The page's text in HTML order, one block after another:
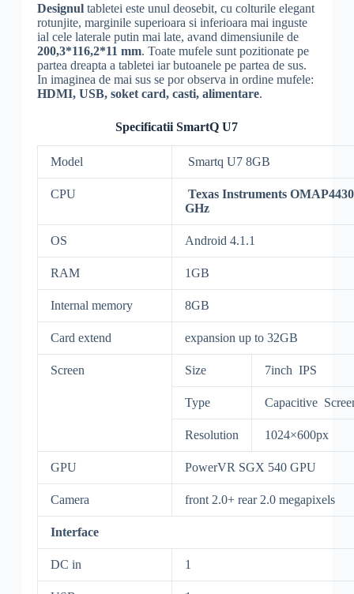
Designultabletei este unul deosebit, cu colturile elegant
rotunjite, marginile superioara si inferioara mai inguste
ial cele laterale putin mai late, avand dimensiunile de
200,3*116,2*11 mm. Toate mufele sunt pozitionate pe
partea dreapta a tabletei iar butoanele pe partea de sus.
In imaginea de mai sus se por observa in ordine mufele:
HDMI, USB, soket card, casti, alimentare.
Specificatii SmartQ U7
Model Smartq U7 8GB
CPU TexasInstruments
GHz
OS Android 4.1.1
RAM 1GB
Internal memory 8GB
Card extend expansion up to 32GB
Screen Size 7inch IPS
Type Capacitive
Resolution 1024×600px
GPU PowerVR SGX 540 GPU
Camera front 2.0+ rear 2.0 megapixels
Interface
DC in 1